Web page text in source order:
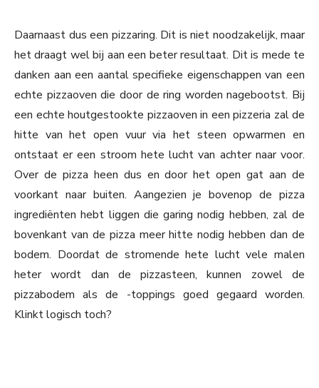
Daarnaast dus een pizzaring. Dit is niet noodzakelijk, maar
het draagt wel bij aan een beter resultaat. Dit is mede te
danken aan een aantal specifieke eigenschappen van een
echte pizzaoven die door de ring worden nagebootst. Bij
een echte houtgestookte pizzaoven in een pizzeria zal de
hitte van het open vuur via het steen opwarmen en
ontstaat er een stroom hete lucht van achter naar voor.
Over de pizza heen dus en door het open gat aan de
voorkant naar buiten. Aangezien je bovenop de pizza
ingrediënten hebt liggen die garing nodig hebben, zal de
bovenkant van de pizza meer hitte nodig hebben dan de
bodem. Doordat de stromende hete lucht vele malen
heter wordt dan de pizzasteen, kunnen zowel de
pizzabodem als de -toppings goed gegaard worden.
Klinkt logisch toch?